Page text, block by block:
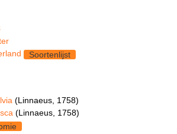
Soortenlijst
(Linnaeus, 1758)
(Linnaeus, 1758)